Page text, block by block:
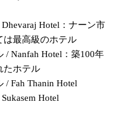
Hotel：ナーン市
は最高級のホテル
/ Nanfah Hotel：築100年
たホテル
/ Fah Thanin Hotel
Hotel